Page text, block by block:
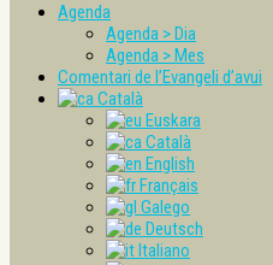
Agenda
Agenda > Dia
Agenda > Mes
Comentari de l’Evangeli d’avui
Català
Euskara
Català
English
Français
Galego
Deutsch
Italiano